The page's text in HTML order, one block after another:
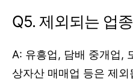
Q5. 제외되는 업
A: 유흥업, 담배 중개업,
상자산 매매업 등은 제외